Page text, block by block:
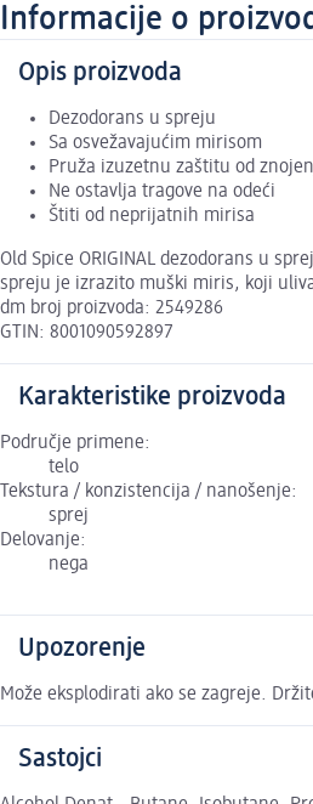
Informacije o
Opis proizvoda
Dezodorans u spreju
Sa osvežavajućim mirisom
Pruža izuzetnu zaštitu od
Ne ostavlja tragove na odeći
Štiti od neprijatnih mirisa
Old Spice ORIGINAL dezodorans u
spreju je izrazito muški miris, koji
dm broj proizvoda: 2549286
GTIN: 8001090592897
Karakteristike proizvoda
Područje primene:
telo
Tekstura / konzistencija / nanošenje:
sprej
Delovanje:
nega
Upozorenje
Može eksplodirati ako se zagreje.
Sastojci